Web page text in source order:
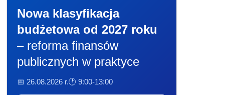
Nowa klasyfikacja
budżetowa od 2027 roku
– reforma finansów
publicznych w praktyce
📅 26.08.2026 r.🕐 9:00-13:00